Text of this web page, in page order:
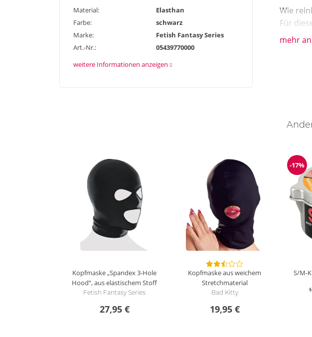
Material:
Elasthan
Farbe:
schwarz
Marke:
Fetish Fantasy Series
Art.-Nr.:
05439770000
weitere Informationen anzeigen
Wie
Für
mehr
Kopfmaske „Spandex 3-Hole
Hood“, aus elastischem Stoff
Fetish Fantasy Series
27,95 €
Kopfmaske aus weichem
Stretchmaterial
Bad Kitty
19,95 €
-17%
S/M-